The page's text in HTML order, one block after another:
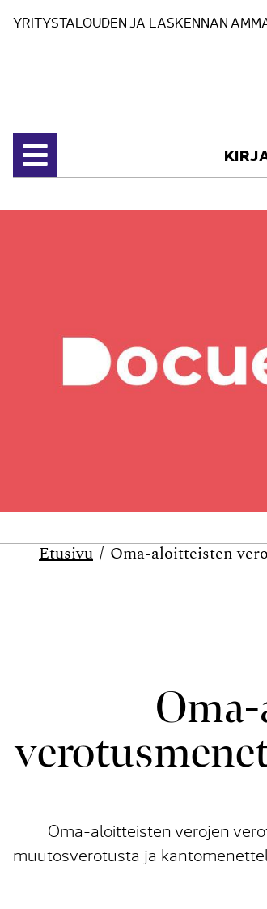
YRITYSTALOUDEN JA LASKENNAN
Avaa valikko
Etusivu Oma-aloitteisten
Oma-aloitteisten verojen
muutosverotusta ja